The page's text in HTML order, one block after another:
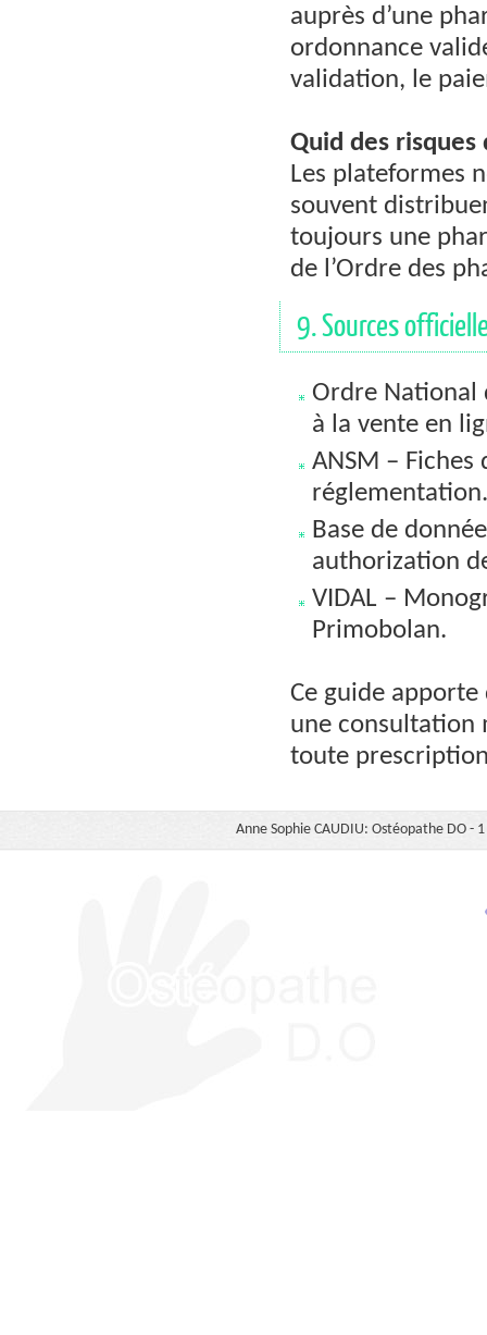
auprès d’une
ordonnance
validation, le
Quid des risques
Les plateformes
souvent
toujours une
de l’Ordre des
9. Sources
Ordre National
à la vente en
ANSM –
réglementation.
Base de
authorization
VIDAL –
Primobolan.
Ce guide
une consultation
toute
Anne Sophie CAUDIU: Ostéopathe DO -